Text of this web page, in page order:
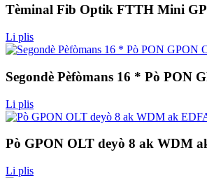
Tèminal Fib Optik FTTH Mini
Li plis
Segondè Pèfòmans 16 * Pò PON
Li plis
Pò GPON OLT deyò 8 ak WDM
Li plis